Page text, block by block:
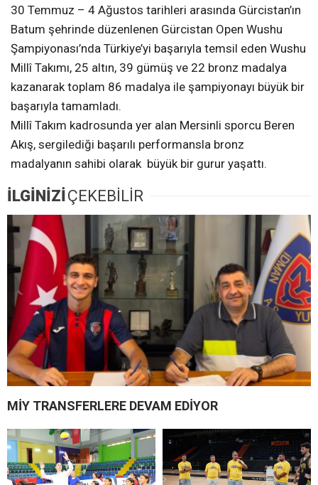
30 Temmuz – 4 Ağustos tarihleri arasında Gürcistan’ın
Batum şehrinde düzenlenen Gürcistan Open Wushu
Şampiyonası’nda Türkiye’yi başarıyla temsil eden Wushu
Millî Takımı, 25 altın, 39 gümüş ve 22 bronz madalya
kazanarak toplam 86 madalya ile şampiyonayı büyük bir
başarıyla tamamladı.
Millî Takım kadrosunda yer alan Mersinli sporcu Beren
Akış, sergilediği başarılı performansla bronz
madalyanın sahibi olarak büyük bir gurur yaşattı.
İLGİNİZİÇEKEBİLİR
MİY TRANSFERLERE DEVAM EDİYOR